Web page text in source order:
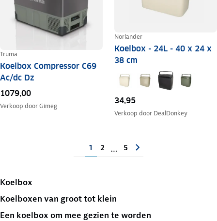
Truma
Koelbox Compressor C69
Ac/dc Dz
1079,00
Verkoop doorGimeg
Norlander
Koelbox - 24L - 40 x 24 x
38 cm
34,95
Verkoop door DealDonkey
1 2 … 5
Koelbox
Koelboxen van groot tot klein
Een koelbox om mee gezien te worden